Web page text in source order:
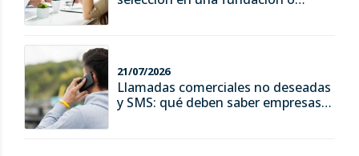
21/07/2026
Llamadas comerciales no deseadas
y SMS: qué deben saber empresas y